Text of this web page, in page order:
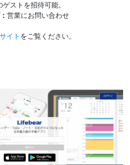
ストを招待可能。
営業にお問い合わせ
イト をご覧ください。